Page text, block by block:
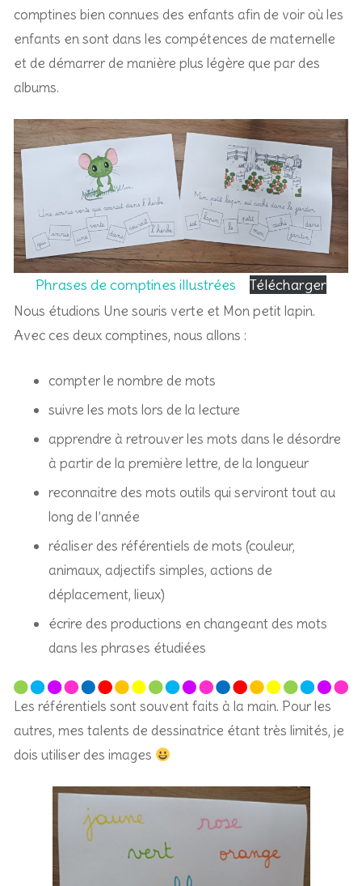
comptines bien connues des enfants afin de voir où les
enfants en sont dans les compétences de maternelle
et de démarrer de manière plus légère que par des
albums.
Phrases de comptines illustrées Télécharger
Nous étudions Une souris verte et Mon petit lapin.
Avec ces deux comptines, nous allons :
compter le nombre de mots
suivre les mots lors de la lecture
apprendre à retrouver les mots dans le désordre
à partir de la première lettre, de la longueur
reconnaitre des mots outils qui serviront tout au
long de l’année
réaliser des référentiels de mots (couleur,
animaux, adjectifs simples, actions de
déplacement, lieux)
écrire des productions en changeant des mots
dans les phrases étudiées
Les référentiels sont souvent faits à la main. Pour les
autres, mes talents de dessinatrice étant très limités, je
dois utiliser des images